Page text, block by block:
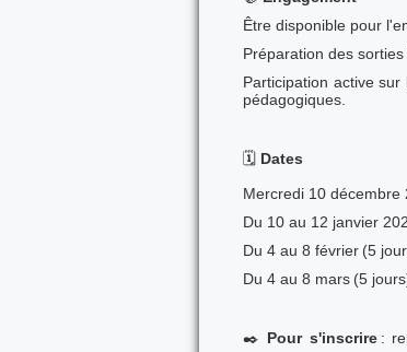
Être disponible pour
Préparation des
Participation active
pédagogiques.
🗓️ Dates
Mercredi 10 décembre
Du 10 au 12 janvier
Du 4 au 8 février (5
Du 4 au 8 mars (5
✒️ Pour s'inscrire :